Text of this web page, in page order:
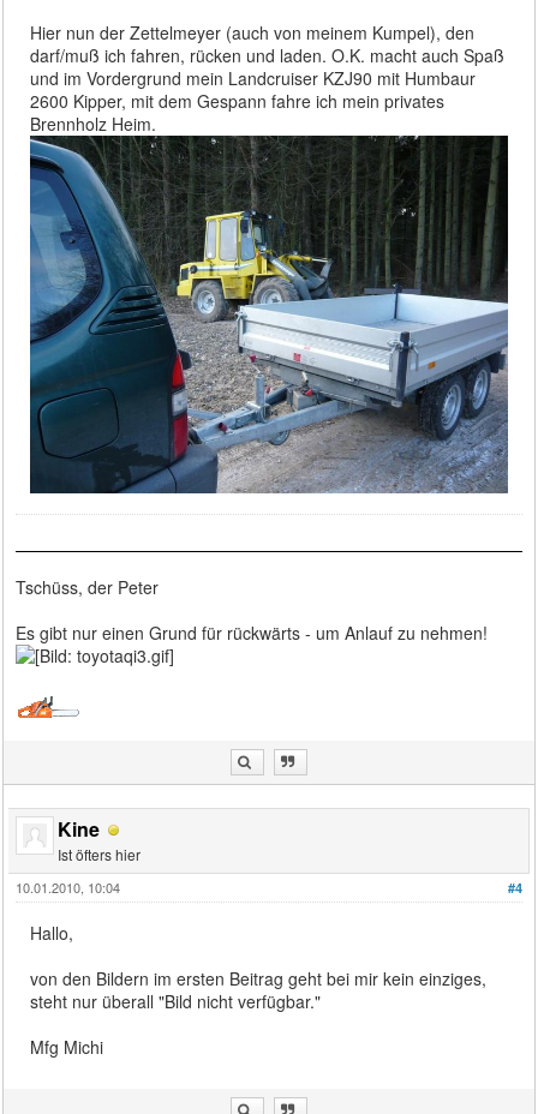
Hier nun der Zettelmeyer (auch von meinem Kumpel), den
darf/muß ich fahren, rücken und laden. O.K. macht auch Spaß
und im Vordergrund mein Landcruiser KZJ90 mit Humbaur
2600 Kipper, mit dem Gespann fahre ich mein privates
Brennholz Heim.
Tschüss, der Peter
Es gibt nur einen Grund für rückwärts - um Anlauf zu nehmen!
Kine
Ist öfters hier
#4
10.01.2010, 10:04
Hallo,
von den Bildern im ersten Beitrag geht bei mir kein einziges,
steht nur überall "Bild nicht verfügbar."
Mfg Michi